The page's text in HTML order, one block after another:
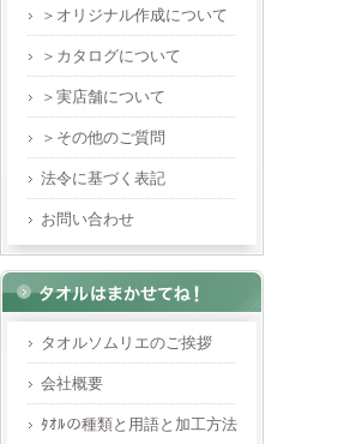
＞オリジナル作成について
＞カタログについて
＞実店舗について
＞その他のご質問
法令に基づく表記
お問い合わせ
タオルソムリエのご挨拶
会社概要
ﾀｵﾙの種類と用語と加工方法